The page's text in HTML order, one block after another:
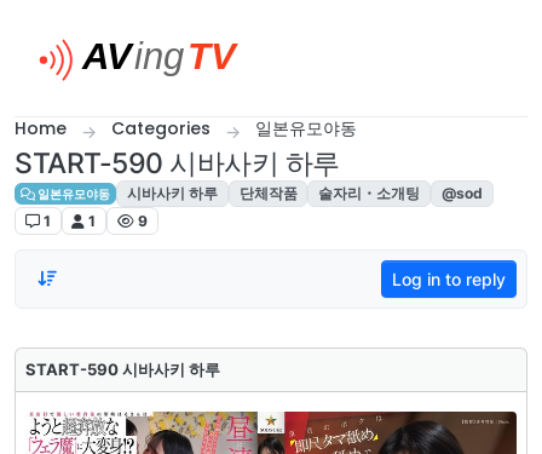
Home Categories 일본유모야동
START-590 시바사키 하루
일본유모야동 시바사키 하루 단체작품 술자리・소개팅
@sod
1
1 9
Log in to reply
START-590 시바사키 하루